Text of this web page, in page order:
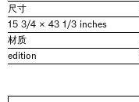
尺寸
15 3/4 × 43 1/3 inches
材质
edition